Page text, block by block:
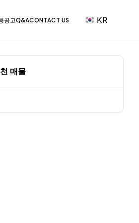
공고Q&ACONTACT US KR
매물